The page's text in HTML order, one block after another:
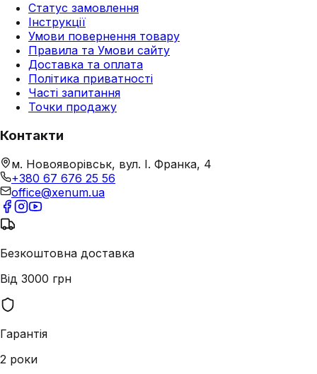
Статус замовлення
Інструкції
Умови повернення товару
Правила та Умови сайту
Доставка та оплата
Політика приватності
Часті запитання
Точки продажу
Контакти
м. Новояворівськ, вул. І. Франка, 4
+380 67 676 25 56
office@xenum.ua
Безкоштовна доставка
Від 3000 грн
Гарантія
2 роки